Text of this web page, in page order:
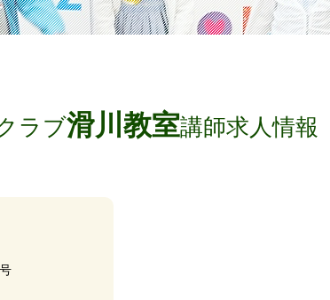
ラブ滑川教室講師求人情報